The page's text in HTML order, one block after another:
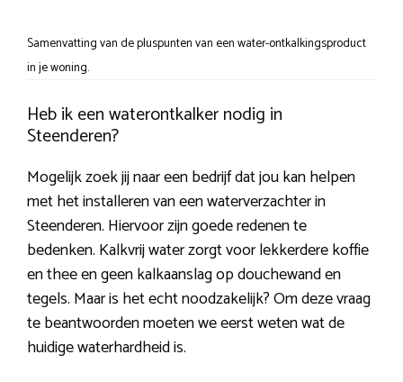
Samenvatting van de pluspunten van een water-ontkalkingsproduct
in je woning.
Heb ik een waterontkalker nodig in
Steenderen?
Mogelijk zoek jij naar een bedrijf dat jou kan helpen
met het installeren van een waterverzachter in
Steenderen. Hiervoor zijn goede redenen te
bedenken. Kalkvrij water zorgt voor lekkerdere koffie
en thee en geen kalkaanslag op douchewand en
tegels. Maar is het echt noodzakelijk? Om deze vraag
te beantwoorden moeten we eerst weten wat de
huidige waterhardheid is.